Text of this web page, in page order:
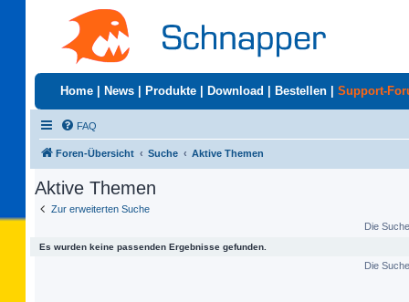
Home News Produkte Download Bestellen Support-
FAQ
Foren-Übersicht Suche Aktive Themen
Aktive Themen
Zur erweiterten Suche
Die
Es wurden keine passenden Ergebnisse gefunden.
Die